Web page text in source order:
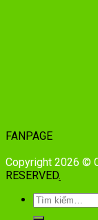
FANPAGE
Copyright 2026 ©
RESERVED.